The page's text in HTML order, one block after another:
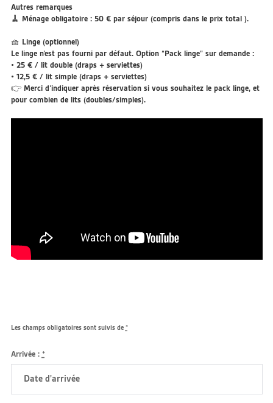
Autres remarques
🧹 Ménage obligatoire : 50 € par séjour (compris dans le prix total ).
🧺 Linge (optionnel)
Le linge n’est pas fourni par défaut. Option “Pack linge” sur demande :
• 25 € / lit double (draps + serviettes)
• 12,5 € / lit simple (draps + serviettes)
👉 Merci d’indiquer après réservation si vous souhaitez le pack linge, et
pour combien de lits (doubles/simples).
Les champs obligatoires sont suivis de *
Arrivée : *